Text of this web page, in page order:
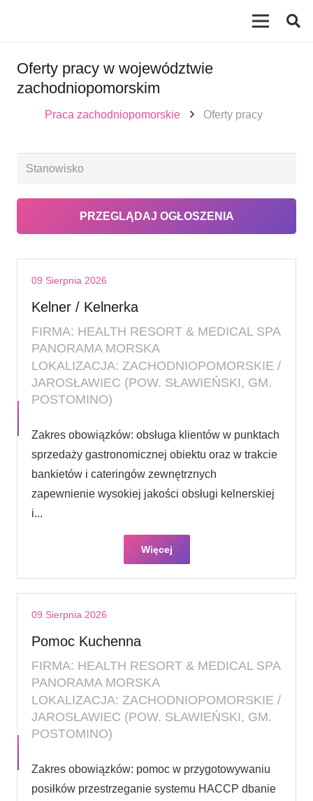
Oferty pracy w województwie
zachodniopomorskim
Praca zachodniopomorskie Oferty pracy
09 Sierpnia 2026
Kelner / Kelnerka
FIRMA: HEALTH RESORT & MEDICAL SPA
PANORAMA MORSKA
LOKALIZACJA: ZACHODNIOPOMORSKIE /
JAROSŁAWIEC (POW. SŁAWIEŃSKI, GM.
POSTOMINO)
Zakres obowiązków: obsługa klientów w punktach
sprzedaży gastronomicznej obiektu oraz w trakcie
bankietów i cateringów zewnętrznych
zapewnienie wysokiej jakości obsługi kelnerskiej
i...
Więcej
09 Sierpnia 2026
Pomoc Kuchenna
FIRMA: HEALTH RESORT & MEDICAL SPA
PANORAMA MORSKA
LOKALIZACJA: ZACHODNIOPOMORSKIE /
JAROSŁAWIEC (POW. SŁAWIEŃSKI, GM.
POSTOMINO)
Zakres obowiązków: pomoc w przygotowywaniu
posiłków przestrzeganie systemu HACCP dbanie